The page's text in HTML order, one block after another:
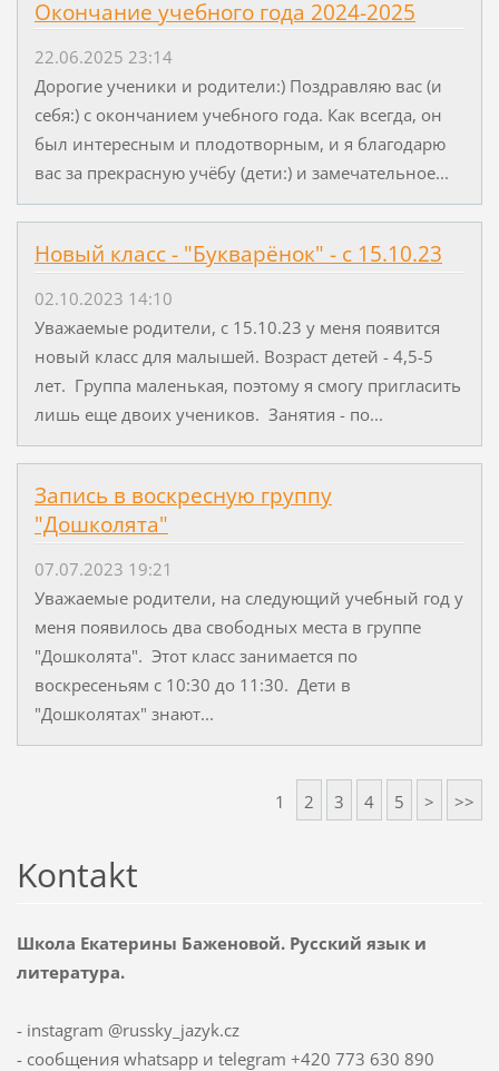
Окончание учебного года 2024-2025
22.06.2025 23:14
Дорогие ученики и родители:) Поздравляю вас (и
себя:) с окончанием учебного года. Как всегда, он
был интересным и плодотворным, и я благодарю
вас за прекрасную учёбу (дети:) и замечательное...
Новый класс - "Букварёнок" - с 15.10.23
02.10.2023 14:10
Уважаемые родители, с 15.10.23 у меня появится
новый класс для малышей. Возраст детей - 4,5-5
лет. Группа маленькая, поэтому я смогу пригласить
лишь еще двоих учеников. Занятия - по...
Запись в воскресную группу
"Дошколята"
07.07.2023 19:21
Уважаемые родители, на следующий учебный год у
меня появилось два свободных места в группе
"Дошколята". Этот класс занимается по
воскресеньям с 10:30 до 11:30. Дети в
"Дошколятах" знают...
1 2 3 4 5 > >>
Kontakt
Школа Екатерины Баженовой. Русский язык и
литература.
- instagram @russky_jazyk.cz
- сообщения whatsapp и telegram +420 773 630 890